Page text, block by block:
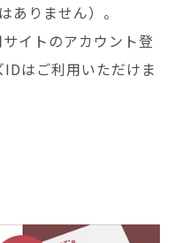
ありません）。
イトのアカウント登
はご利用いただけま